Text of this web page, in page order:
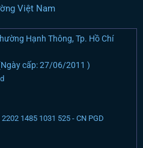
Việt Nam
Hạnh Thông, Tp. Hồ Chí
cấp: 27/06/2011 )
1485 1031 525 - CN PGD